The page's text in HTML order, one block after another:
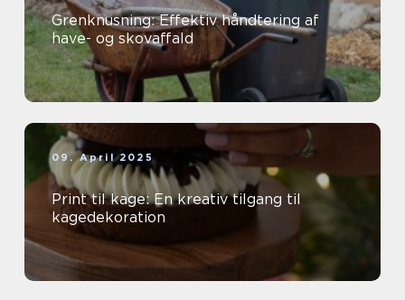
Grenknusning: Effektiv håndtering af
have- og skovaffald
09. April 2025
Print til kage: En kreativ tilgang til
kagedekoration